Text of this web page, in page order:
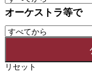
オーケストラ等で
リセット